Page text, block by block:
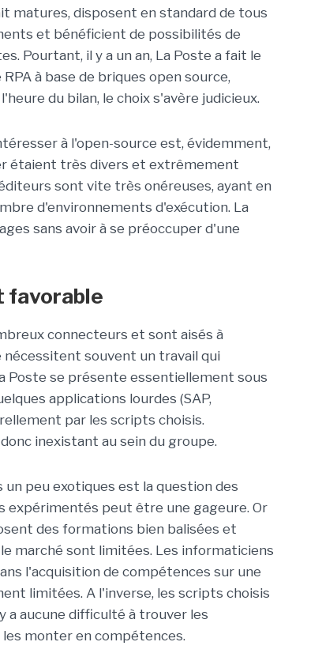
matures, disposent en standard de tous
et bénéficient de possibilités de
Pourtant, il y a un an, La Poste a fait le
à base de briques open source,
du bilan, le choix s'avère judicieux.
à l'open-source est, évidemment,
étaient très divers et extrêmement
sont vite très onéreuses, ayant en
d'environnements d'exécution. La
sans avoir à se préoccuper d'une
favorable
connecteurs et sont aisés à
nécessitent souvent un travail qui
Poste se présente essentiellement sous
applications lourdes (SAP,
par les scripts choisis.
inexistant au sein du groupe.
peu exotiques est la question des
expérimentés peut être une gageure. Or
des formations bien balisées et
marché sont limitées. Les informaticiens
l'acquisition de compétences sur une
limitées. A l'inverse, les scripts choisis
a aucune difficulté à trouver les
les monter en compétences.